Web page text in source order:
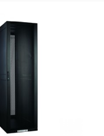
não há como negar que
deste tipo de rack